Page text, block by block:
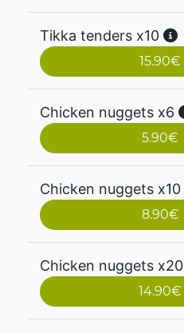
Tikka tenders x10
15.90€
Chicken nuggets x6
5.90€
Chicken nuggets x10
8.90€
Chicken nuggets x20
14.90€